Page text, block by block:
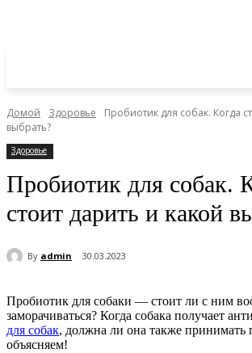
Домой Здоровье
Пробиотик для собак. Когда
выбрать?
Здоровье
Пробиотик для собак.
стоит дарить и какой
By admin 30.03.2023
Пробиотик для собаки — стоит ли с ним
заморачиваться? Когда собака получает
для собак, должна ли она также
объясняем!